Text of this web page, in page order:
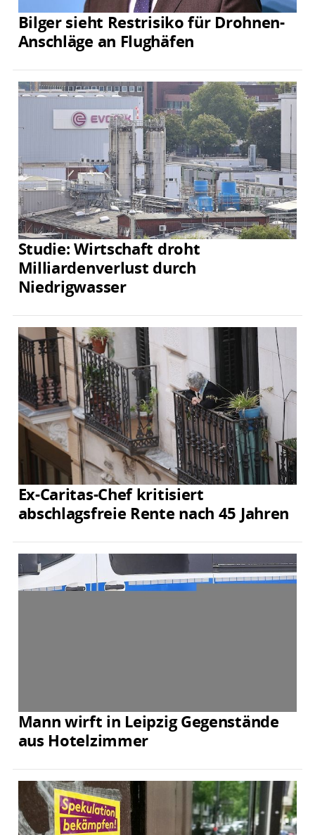
Bilger sieht Restrisiko für Drohnen-
Anschläge an Flughäfen
Studie: Wirtschaft droht
Milliardenverlust durch
Niedrigwasser
Ex-Caritas-Chef kritisiert
abschlagsfreie Rente nach 45 Jahren
Mann wirft in Leipzig Gegenstände
aus Hotelzimmer